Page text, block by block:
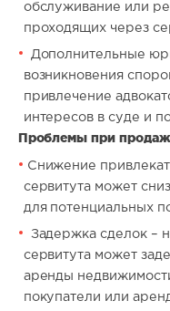
обслуживание или
проходящих через
Дополнительные
возникновения
привлечение
интересов в суде и
Проблемы при
Снижение
сервитута может
для потенциальных
Задержка сделок –
сервитута может
аренды
покупатели или